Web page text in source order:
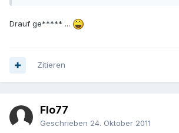
Drauf ge***** ...
Zitieren
Flo77
Geschrieben 24. Oktober 2011